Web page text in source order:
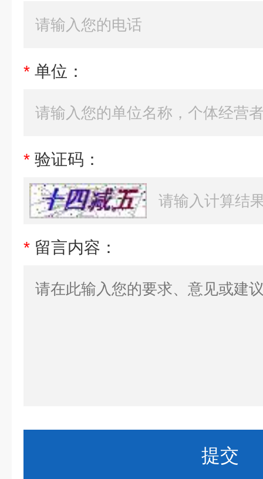
* 单位：
* 验证码：
* 留言内容：